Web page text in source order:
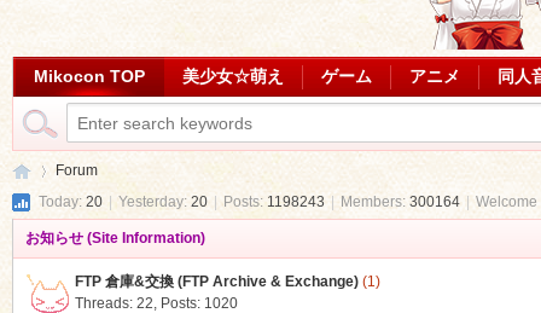
Mikocon TOP 美少女☆萌え ゲーム アニメ 同人
Mi
Forum
Today: 20 Yesterday: 20 Posts: 1198243 Members: 300164
お知らせ (Site Information)
FTP 倉庫&交換 (FTP Archive & Exchange)(1)
Threads: 22, Posts: 1020